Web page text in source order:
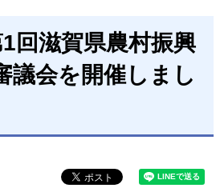
回滋賀県農村振興
議会を開催しまし